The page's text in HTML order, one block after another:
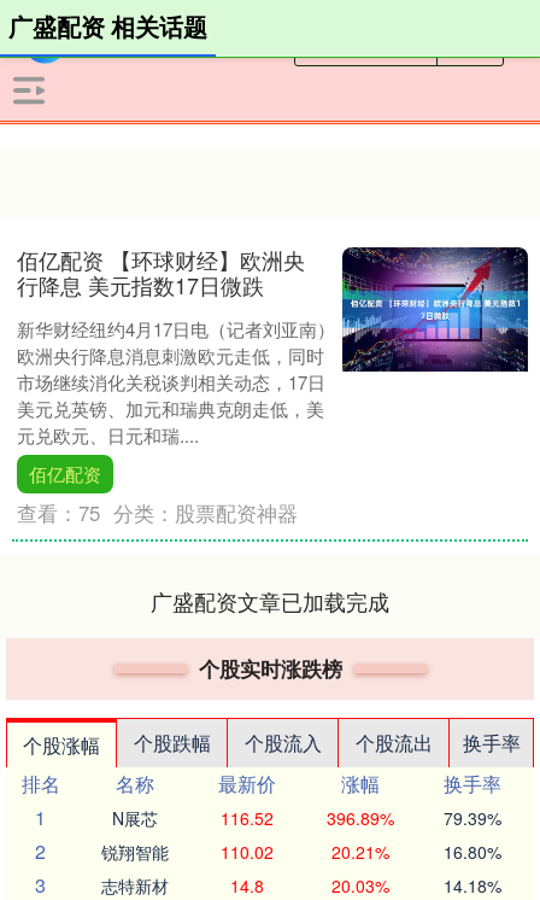
广盛配资 相关话题
佰亿配资 【环球财经】欧洲央
行降息 美元指数17日微跌
新华财经纽约4月17日电（记者刘亚南）
欧洲央行降息消息刺激欧元走低，同时
市场继续消化关税谈判相关动态，17日
美元兑英镑、加元和瑞典克朗走低，美
元兑欧元、日元和瑞....
佰亿配资
查看：75 分类： 股票配资神器
广盛配资文章已加载完成
个股实时涨跌榜
个股涨幅 个股跌幅 个股流入 个股流出
换手率
排名
名称 最新价 涨幅
换手率
1
N展芯 116.52 396.89% 79.39%
2 锐翔智能 110.02 20.21% 16.80%
3 志特新材 14.8 20.03% 14.18%